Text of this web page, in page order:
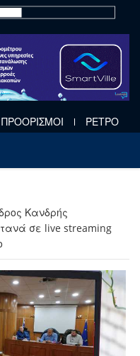
ΠΡΟΟΡΙΣΜΟΙ ΡΕΤΡΟ
Κανδρής
σε live streaming